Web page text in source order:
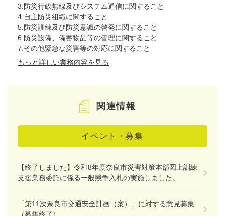
3.防災行政無線及びシステム通信に関すること
4.自主防災組織に関すること
5.防災訓練及び防災意識の啓発に関すること
6.防災設備、備蓄物品等の管理に関すること
7.その他緊急な災害等の対応に関すること
もっと詳しい業務内容を見る
関連情報
イベント・募集
【終了しました】令和8年度奈良市災害対策本部図上訓練
支援業務委託に係る一般競争入札の実施しました。
「第11次奈良市交通安全計画（案）」に対する意見募集